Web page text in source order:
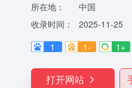
所在地：
中国
收录时间：
2025-11-25
1
1- 1+
打开网站